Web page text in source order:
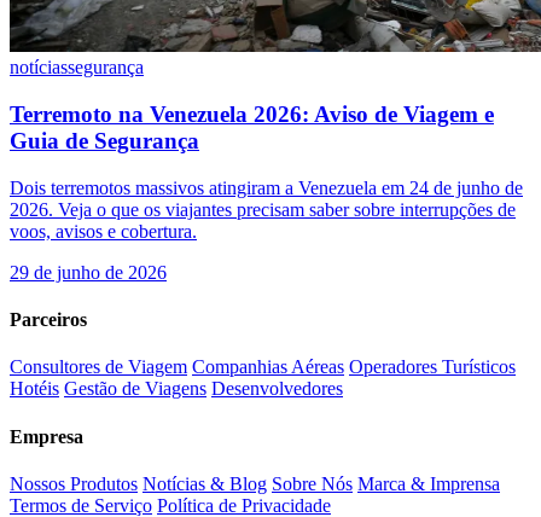
notíciassegurança
Terremoto na Venezuela 2026: Aviso de Viagem e
Guia de Segurança
Dois terremotos massivos atingiram a Venezuela em 24 de junho de
2026. Veja o que os viajantes precisam saber sobre interrupções de
voos, avisos e cobertura.
29 de junho de 2026
Parceiros
Consultores de Viagem Companhias Aéreas Operadores Turísticos
Hotéis Gestão de Viagens Desenvolvedores
Empresa
Nossos Produtos Notícias & Blog Sobre Nós Marca & Imprensa
Termos de Serviço Política de Privacidade